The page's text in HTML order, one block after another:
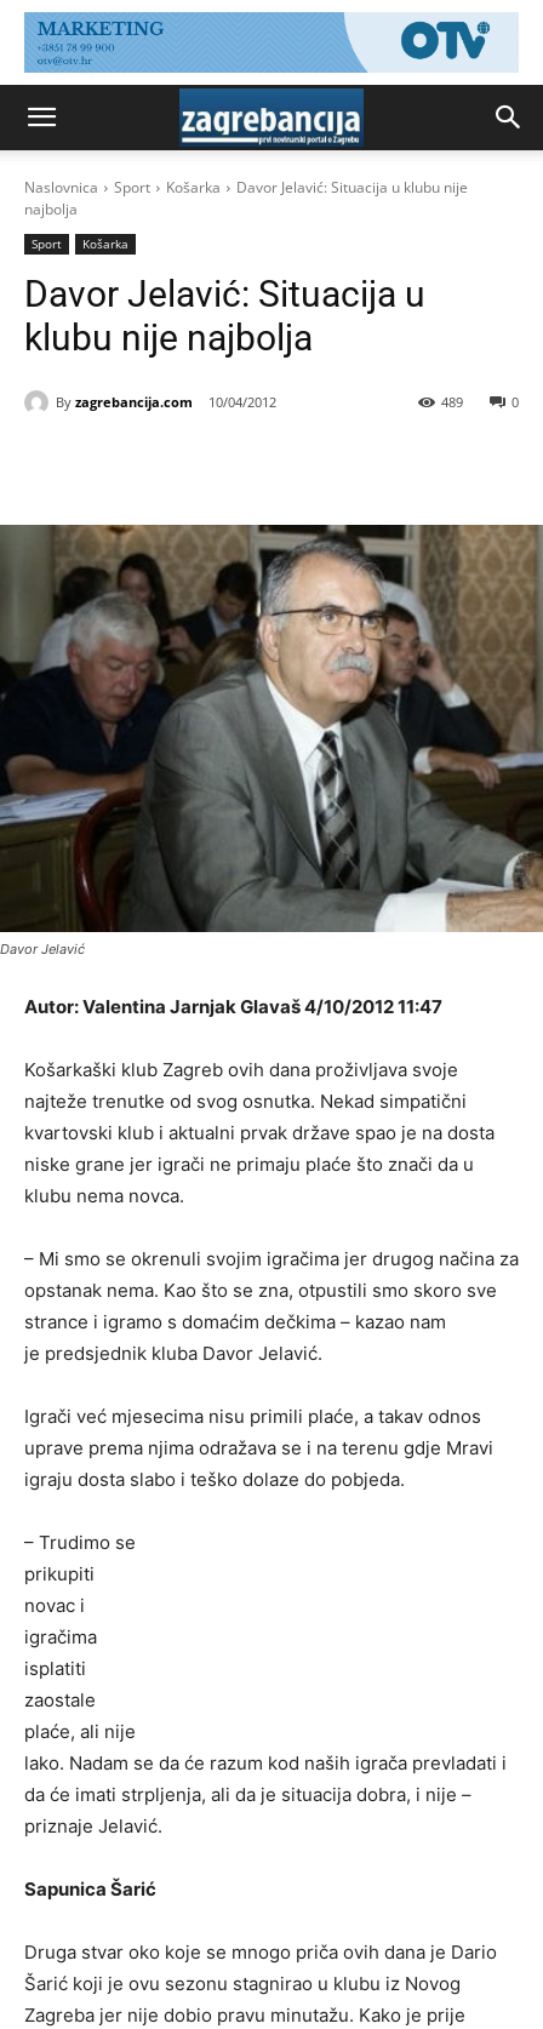
Naslovnica Sport Košarka
Davor Jelavić: Situacija u klubu nije
najbolja
Sport Košarka
Davor Jelavić: Situacija u
klubu nije najbolja
By zagrebancija.com 10/04/2012 0
489
Davor Jelavić
Autor: Valentina Jarnjak Glavaš 4/10/2012 11:47
Košarkaški klub Zagreb ovih dana proživljava svoje
najteže trenutke od svog osnutka. Nekad simpatični
kvartovski klub i aktualni prvak države spao je na dosta
niske grane jer igrači ne primaju plaće što znači da u
klubu nema novca.
– Mi smo se okrenuli svojim igračima jer drugog načina za
opstanak nema. Kao što se zna, otpustili smo skoro sve
strance i igramo s domaćim dečkima – kazao nam
je predsjednik kluba Davor Jelavić.
Igrači već mjesecima nisu primili plaće, a takav odnos
uprave prema njima odražava se i na terenu gdje Mravi
igraju dosta slabo i teško dolaze do pobjeda.
– Trudimo se
prikupiti
novac i
igračima
isplatiti
zaostale
plaće, ali nije
lako. Nadam se da će razum kod naših igrača prevladati i
da će imati strpljenja, ali da je situacija dobra, i nije –
priznaje Jelavić.
Sapunica Šarić
Druga stvar oko koje se mnogo priča ovih dana je Dario
Šarić koji je ovu sezonu stagnirao u klubu iz Novog
Zagreba jer nije dobio pravu minutažu. Kako je prije